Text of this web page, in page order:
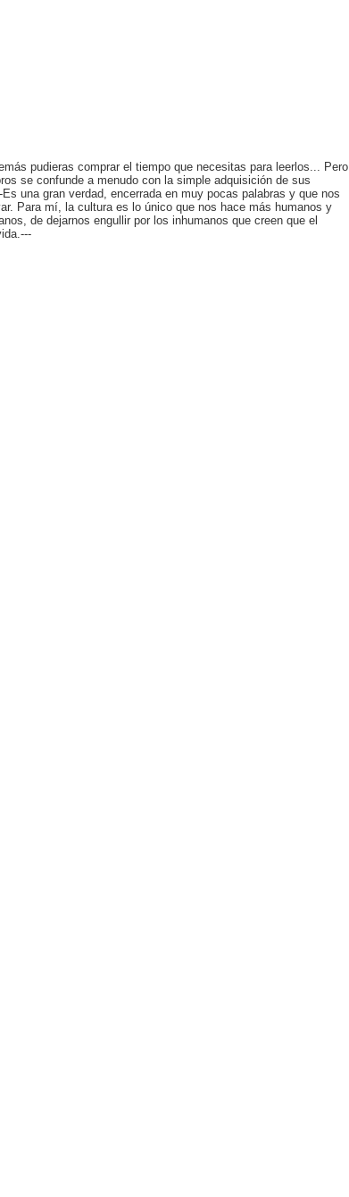
pudieras comprar el tiempo que necesitas para leerlos... Pero
se confunde a menudo con la simple adquisición de sus
una gran verdad, encerrada en muy pocas palabras y que nos
Para mí, la cultura es lo único que nos hace más humanos y
de dejarnos engullir por los inhumanos que creen que el